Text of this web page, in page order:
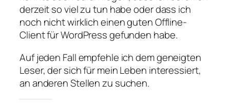
derzeit so viel zu tun habe oder dass ich
noch nicht wirklich einen guten Offline-
Client für WordPress gefunden habe.
Auf jeden Fall empfehle ich dem geneigten
Leser, der sich für mein Leben interessiert,
an anderen Stellen zu suchen.